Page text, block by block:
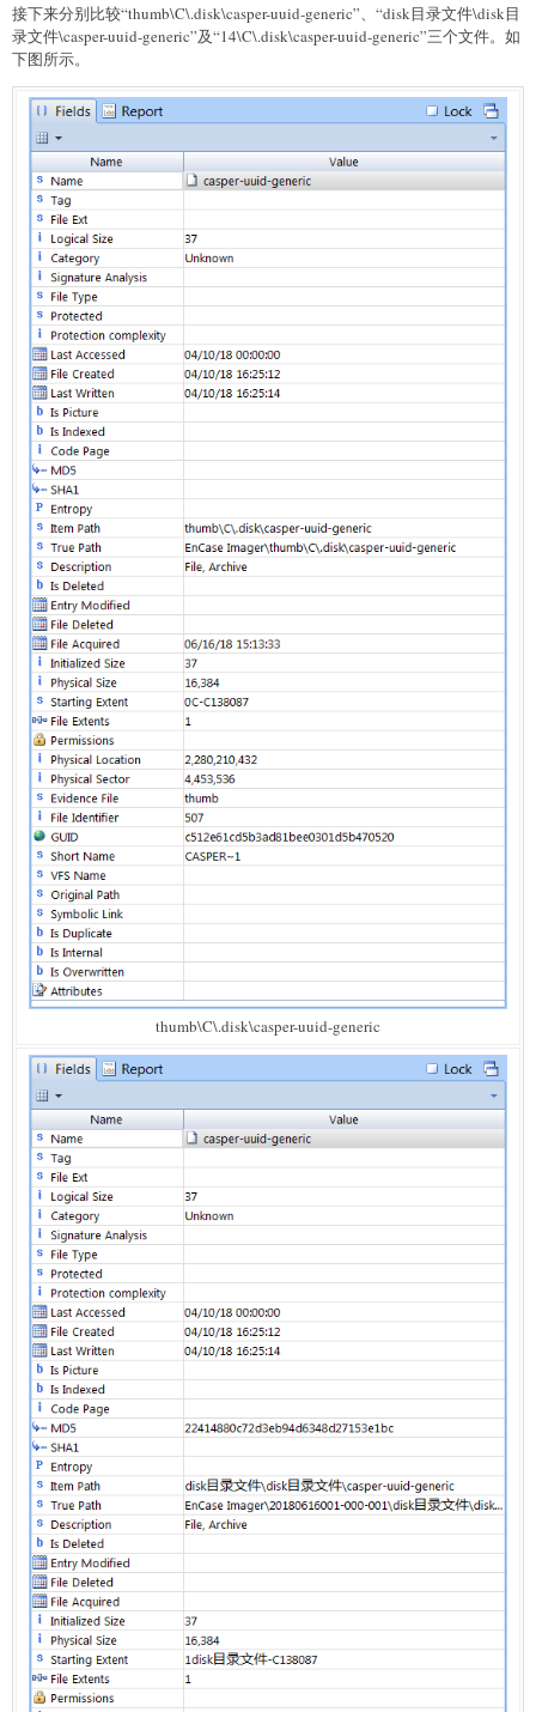
接下来分别比较“thumb\C\.disk\casper-uuid-generic”、“disk目录文件\disk目
录文件\casper-uuid-generic”及“14\C\.disk\casper-uuid-generic”三个文件。如
下图所示。
thumb\C\.disk\casper-uuid-generic